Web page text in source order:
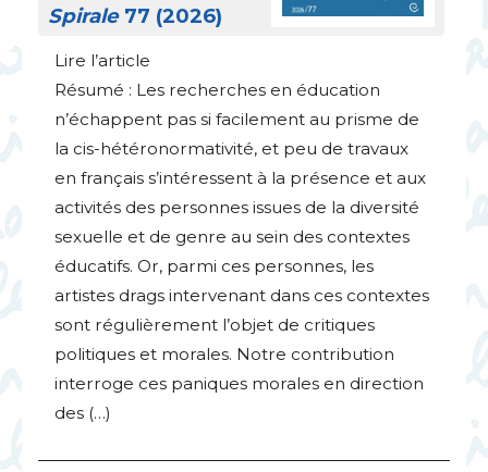
Spirale77 (2026)
Lire l’article
Résumé : Les recherches en éducation
n’échappent pas si facilement au prisme de
la cis-hétéronormativité, et peu de travaux
en français s’intéressent à la présence et aux
activités des personnes issues de la diversité
sexuelle et de genre au sein des contextes
éducatifs. Or, parmi ces personnes, les
artistes drags intervenant dans ces contextes
sont régulièrement l’objet de critiques
politiques et morales. Notre contribution
interroge ces paniques morales en direction
des (…)